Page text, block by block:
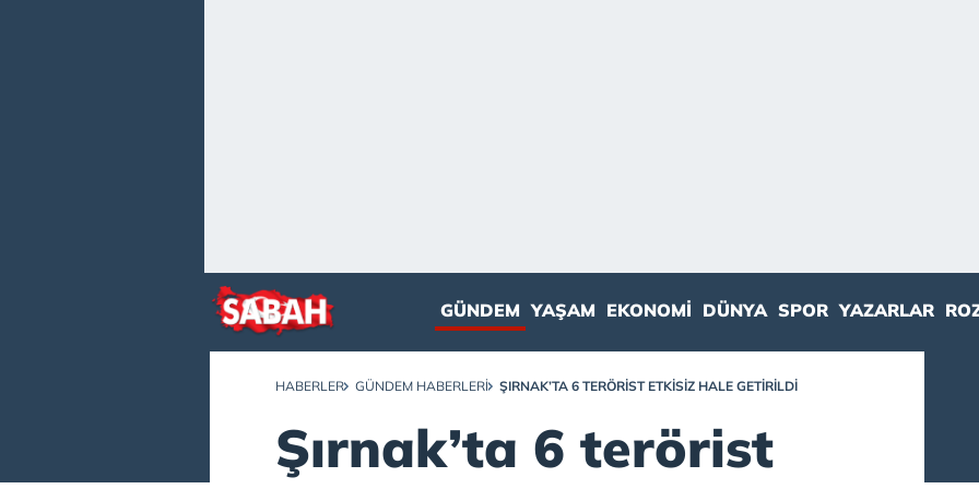
GÜNDEM YAŞAM EKONOMI DÜNYA SPOR YAZARLAR
HABERLER GÜNDEM HABERLERI ŞIRNAK’TA 6 TERÖRIST ETKISIZ HALE GETIRILDI
Şırnak’ta 6 terörist